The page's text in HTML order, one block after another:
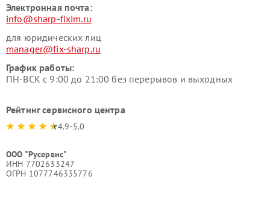
Электронная почта:
info@sharp-fixim.ru
для юридических лиц
manager@fix-sharp.ru
График работы:
ПН-ВСК с 9:00 до 21:00 без перерывов и выходных
Рейтинг сервисного центра
4.9-5.0
ООО "Русервис"
ИНН 7702633247
ОГРН 1077746335776